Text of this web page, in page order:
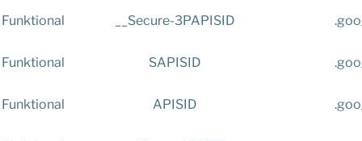
Funktional __Secure-3PAPISID
Funktional SAPISID
Funktional APISID